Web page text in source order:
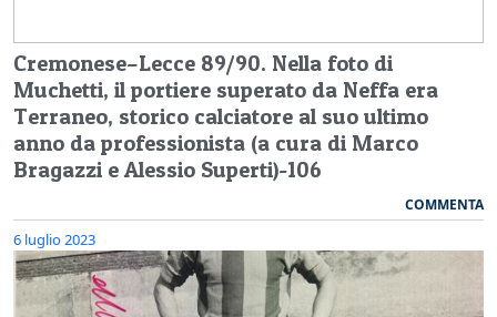
Cremonese–Lecce 89/90. Nella foto di
Muchetti, il portiere superato da Neffa era
Terraneo, storico calciatore al suo ultimo
anno da professionista (a cura di Marco
Bragazzi e Alessio Superti)-106
COMMENTA
6 luglio 2023